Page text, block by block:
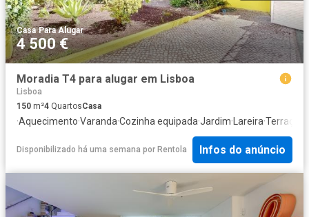
Casa·Para Alugar
4 500 €
Moradia T4 para alugar em Lisboa
Lisboa
150 m²4 QuartosCasa
·Aquecimento·Varanda·Cozinha equipada·Jardim·Lareira·Terraço
Disponibilizado há uma semana por Rentola Infos do anúncio